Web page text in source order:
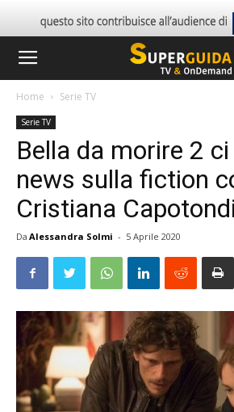
Home Serie TV
Serie TV
Bella da morire 2
news sulla fiction
Cristiana Capotondi
Da Alessandra Solmi - 5 Aprile 2020